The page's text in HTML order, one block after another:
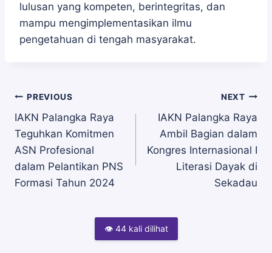
lulusan yang kompeten, berintegritas, dan
mampu mengimplementasikan ilmu
pengetahuan di tengah masyarakat.
Navigasi
pos
PREVIOUS
IAKN Palangka Raya
Teguhkan Komitmen
ASN Profesional
dalam Pelantikan PNS
Formasi Tahun 2024
NEXT
IAKN Palangka Raya
Ambil Bagian dalam
Kongres Internasional I
Literasi Dayak di
Sekadau
👁 44 kali dilihat